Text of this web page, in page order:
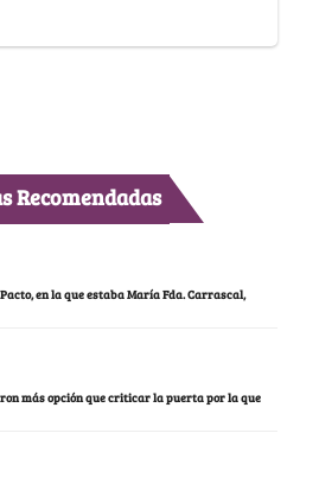
Recomendadas
en la que estaba María Fda. Carrascal,
más opción que criticar la puerta por la que